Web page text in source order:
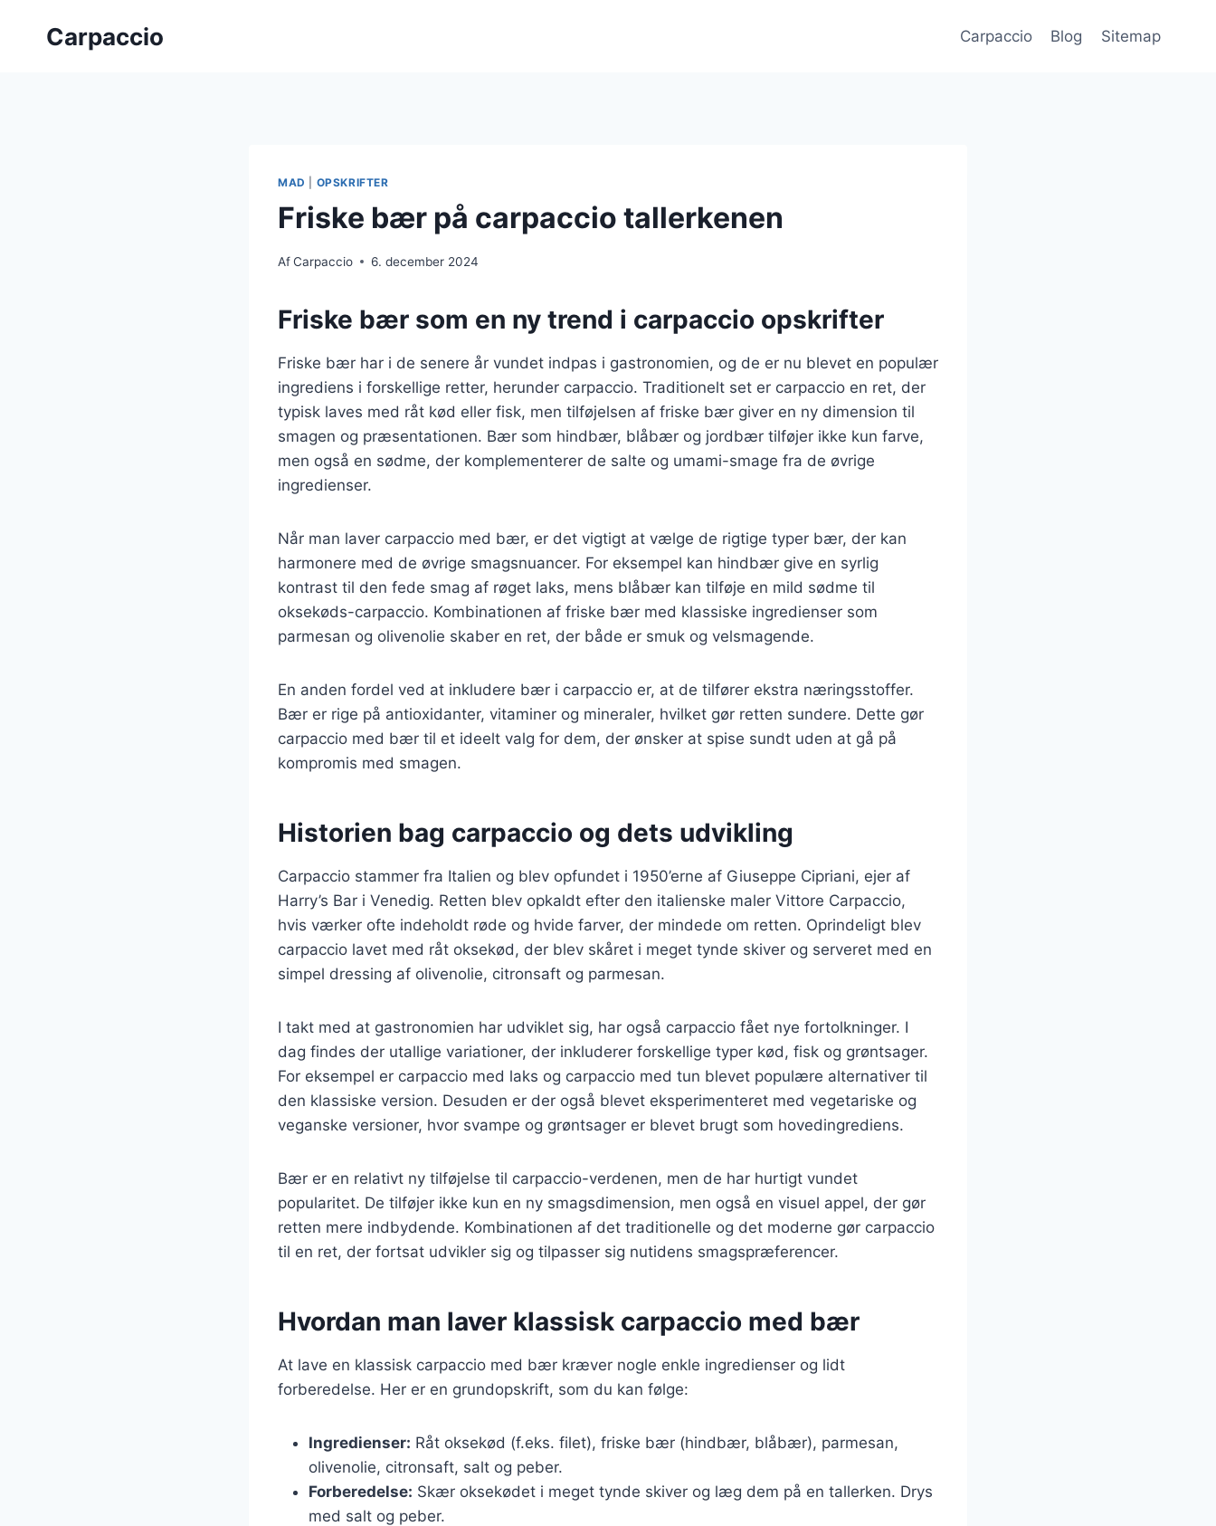
Carpaccio Carpaccio Blog Sitemap
MAD OPSKRIFTER
Friske bær på carpaccio tallerkenen
AfCarpaccio 6. december 2024
Friske bær som en ny trend i carpaccio opskrifter
Friske bær har i de senere år vundet indpas i gastronomien, og de er nu blevet en populær
ingrediens i forskellige retter, herunder carpaccio. Traditionelt set er carpaccio en ret, der
typisk laves med råt kød eller fisk, men tilføjelsen af friske bær giver en ny dimension til
smagen og præsentationen. Bær som hindbær, blåbær og jordbær tilføjer ikke kun farve,
men også en sødme, der komplementerer de salte og umami-smage fra de øvrige
ingredienser.
Når man laver carpaccio med bær, er det vigtigt at vælge de rigtige typer bær, der kan
harmonere med de øvrige smagsnuancer. For eksempel kan hindbær give en syrlig
kontrast til den fede smag af røget laks, mens blåbær kan tilføje en mild sødme til
oksekøds-carpaccio. Kombinationen af friske bær med klassiske ingredienser som
parmesan og olivenolie skaber en ret, der både er smuk og velsmagende.
En anden fordel ved at inkludere bær i carpaccio er, at de tilfører ekstra næringsstoffer.
Bær er rige på antioxidanter, vitaminer og mineraler, hvilket gør retten sundere. Dette gør
carpaccio med bær til et ideelt valg for dem, der ønsker at spise sundt uden at gå på
kompromis med smagen.
Historien bag carpaccio og dets udvikling
Carpaccio stammer fra Italien og blev opfundet i 1950’erne af Giuseppe Cipriani, ejer af
Harry’s Bar i Venedig. Retten blev opkaldt efter den italienske maler Vittore Carpaccio,
hvis værker ofte indeholdt røde og hvide farver, der mindede om retten. Oprindeligt blev
carpaccio lavet med råt oksekød, der blev skåret i meget tynde skiver og serveret med en
simpel dressing af olivenolie, citronsaft og parmesan.
I takt med at gastronomien har udviklet sig, har også carpaccio fået nye fortolkninger. I
dag findes der utallige variationer, der inkluderer forskellige typer kød, fisk og grøntsager.
For eksempel er carpaccio med laks og carpaccio med tun blevet populære alternativer til
den klassiske version. Desuden er der også blevet eksperimenteret med vegetariske og
veganske versioner, hvor svampe og grøntsager er blevet brugt som hovedingrediens.
Bær er en relativt ny tilføjelse til carpaccio-verdenen, men de har hurtigt vundet
popularitet. De tilføjer ikke kun en ny smagsdimension, men også en visuel appel, der gør
retten mere indbydende. Kombinationen af det traditionelle og det moderne gør carpaccio
til en ret, der fortsat udvikler sig og tilpasser sig nutidens smagspræferencer.
Hvordan man laver klassisk carpaccio med bær
At lave en klassisk carpaccio med bær kræver nogle enkle ingredienser og lidt
forberedelse. Her er en grundopskrift, som du kan følge:
Ingredienser: Råt oksekød (f.eks. filet), friske bær (hindbær, blåbær), parmesan,
olivenolie, citronsaft, salt og peber.
Forberedelse: Skær oksekødet i meget tynde skiver og læg dem på en tallerken. Drys
med salt og peber.